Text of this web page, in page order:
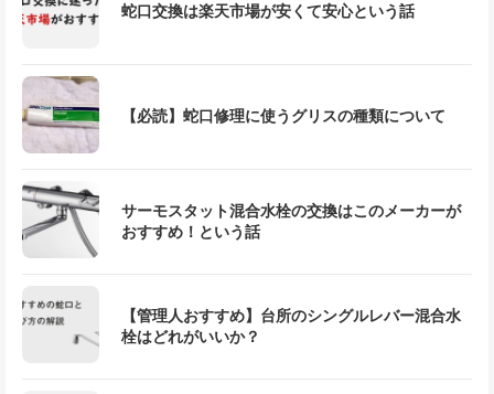
蛇口交換は楽天市場が安くて安心という話
【必読】蛇口修理に使うグリスの種類について
サーモスタット混合水栓の交換はこのメーカーが
おすすめ！という話
【管理人おすすめ】台所のシングルレバー混合水
栓はどれがいいか？